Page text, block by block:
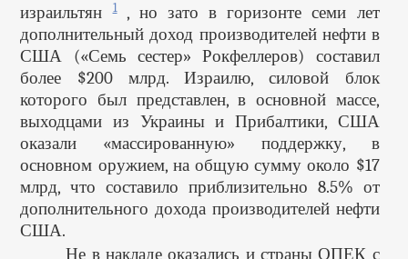
израильтян1
, но зато в горизонте семи лет
дополнительный доход производителей нефти в
США («Семь сестер» Рокфеллеров) составил
более $200 млрд. Израилю, силовой блок
которого был представлен, в основной массе,
выходцами из Украины и Прибалтики, США
оказали «массированную» поддержку, в
основном оружием, на общую сумму около $17
млрд, что составило приблизительно 8.5% от
дополнительного дохода производителей нефти
США.
Не в накладе оказались и страны ОПЕК с